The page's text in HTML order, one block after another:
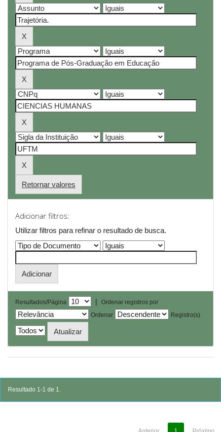
Retornar valores
Adicionar filtros:
Utilizar filtros para refinar o resultado de busca.
Resultados/Página |
Ordenar registros por
Ordenar
Registro(s)
Resultado 1-1 de 1.